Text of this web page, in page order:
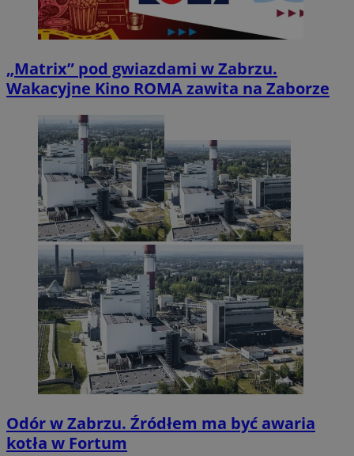
„Matrix” pod gwiazdami w Zabrzu.
Wakacyjne Kino ROMA zawita na Zaborze
Odór w Zabrzu. Źródłem ma być awaria
kotła w Fortum